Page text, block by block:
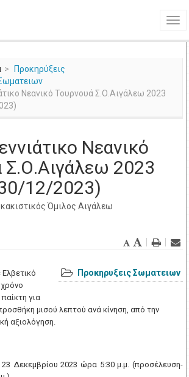
Προκηρύξεις
Νεανικό Τουρνουά Σ.Ο.Αιγάλεω 2023
Νεανικό
Σ.Ο.Αιγάλεω 2023
12/2023)
Όμιλος Αιγάλεω
Προκηρυξεις Σωματειων
για
μισού λεπτού ανά κίνηση, από την
αξιολόγηση.
Δεκεμβρίου 2023 ώρα 5:30 μ.μ. (προσέλευση-